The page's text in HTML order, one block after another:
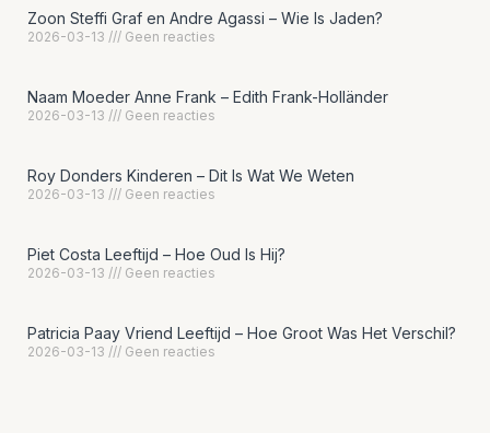
Zoon Steffi Graf en Andre Agassi – Wie Is Jaden?
2026-03-13 Geen reacties
Naam Moeder Anne Frank – Edith Frank-Holländer
2026-03-13 Geen reacties
Roy Donders Kinderen – Dit Is Wat We Weten
2026-03-13 Geen reacties
Piet Costa Leeftijd – Hoe Oud Is Hij?
2026-03-13 Geen reacties
Patricia Paay Vriend Leeftijd – Hoe Groot Was Het Verschil?
2026-03-13 Geen reacties